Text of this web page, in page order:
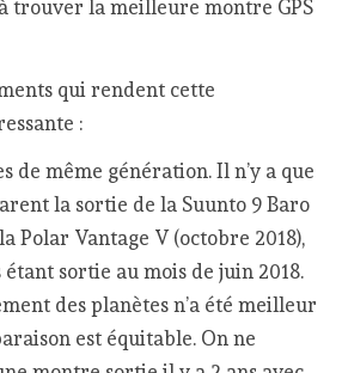
trouver la meilleure montre GPS
qui rendent cette
:
de même génération. Il n’y a que
la sortie de la Suunto 9 Baro
Polar Vantage V (octobre 2018),
étant sortie au mois de juin 2018.
des planètes n’a été meilleur
est équitable. On ne